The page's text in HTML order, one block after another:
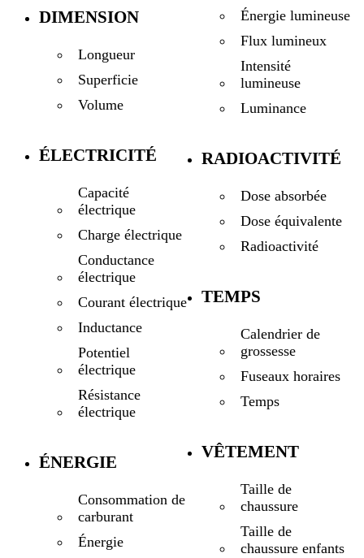
DIMENSION
Longueur
Superficie
Volume
ÉLECTRICITÉ
Capacité
électrique
Charge électrique
Conductance
électrique
Courant électrique
Inductance
Potentiel
électrique
Résistance
électrique
ÉNERGIE
Consommation de
carburant
Énergie
Énergie lumineuse
Flux lumineux
Intensité
lumineuse
Luminance
RADIOACTIVITÉ
Dose absorbée
Dose équivalente
Radioactivité
TEMPS
Calendrier de
grossesse
Fuseaux horaires
Temps
VÊTEMENT
Taille de
chaussure
Taille de
chaussure enfants